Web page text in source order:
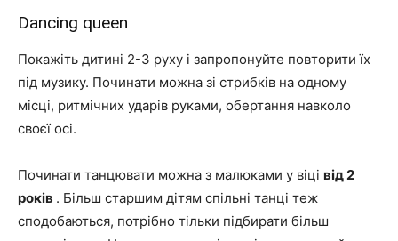
Dancing queen
Покажіть дитині 2-3 руху і запропонуйте повторити їх
під музику. Починати можна зі стрибків на одному
місці, ритмічних ударів руками, обертання навколо
своєї осі.
Починати танцювати можна з малюками у віці від 2
років . Більш старшим дітям спільні танці теж
сподобаються, потрібно тільки підбирати більш